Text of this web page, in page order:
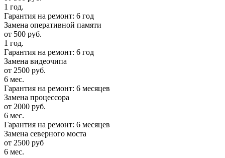
1 год.
Гарантия на ремонт: 6 год
Замена оперативной памяти
от 500 руб.
1 год.
Гарантия на ремонт: 6 год
Замена видеочипа
от 2500 руб.
6 мес.
Гарантия на ремонт: 6 месяцев
Замена процессора
от 2000 руб.
6 мес.
Гарантия на ремонт: 6 месяцев
Замена северного моста
от 2500 руб
6 мес.